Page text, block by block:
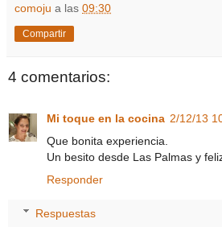
comoju a las 09:30
Compartir
4 comentarios:
Mi toque en la cocina 2/12/13
Que bonita experiencia.
Un besito desde Las Palmas y
Responder
Respuestas